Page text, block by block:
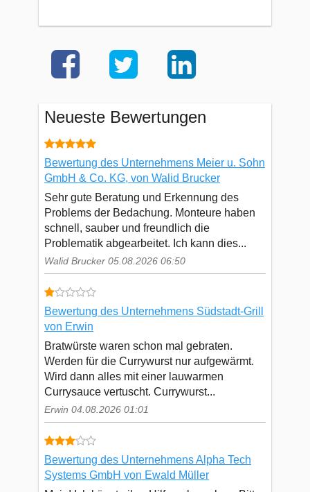
Neueste Bewertungen
Bewertung des Unternehmens Meier u. Sohn
GmbH & Co. KG, von Walid Brucker
Sehr gute Beratung und Erkennung des
Problems der Bedachung. Monteure haben
schnell, sauber und freundlich die
Problematik abgearbeitet. Ich kann dies...
Walid Brucker 05.08.2026 06:50
Bewertung des Unternehmens Südstadt-Grill
von Erwin
Bratwürste waren schon mal gebraten.
Werden für die Currywurst nur aufgewärmt.
Wird dann alles mit einer lauwarmen
Currysauce vertuscht. Currywurst...
Erwin 04.08.2026 01:01
Bewertung des Unternehmens Alpha Tech
Systems GmbH von Ewald Müller